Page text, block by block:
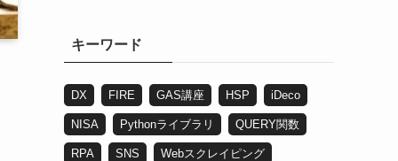
キーワード
DX FIRE GAS講座 HSP iDeco
NISA Pythonライブラリ QUERY関数
RPA SNS Webスクレイピング